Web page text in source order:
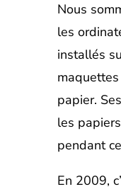
Nous
les
installés
papier.
les
pendant
En 2009,